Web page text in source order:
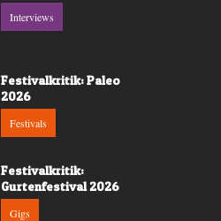
Interviews
Festivalkritik: Paleo
2026
Festivals
Festivalkritik:
Gurtenfestival 2026
Gigs